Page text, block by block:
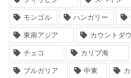
モンゴル ハンガリー
東南アジア カウントダ
チェコ カリブ海
ブルガリア 中東